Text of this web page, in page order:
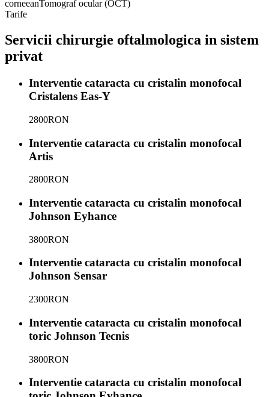
corneeanTomograf ocular (OCT)
Tarife
Servicii chirurgie oftalmologica in sistem
privat
Interventie cataracta cu cristalin monofocal
Cristalens Eas-Y
2800RON
Interventie cataracta cu cristalin monofocal
Artis
2800RON
Interventie cataracta cu cristalin monofocal
Johnson Eyhance
3800RON
Interventie cataracta cu cristalin monofocal
Johnson Sensar
2300RON
Interventie cataracta cu cristalin monofocal
toric Johnson Tecnis
3800RON
Interventie cataracta cu cristalin monofocal